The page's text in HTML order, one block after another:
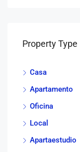
Property Type
Casa
Apartamento
Oficina
Local
Apartaestudio